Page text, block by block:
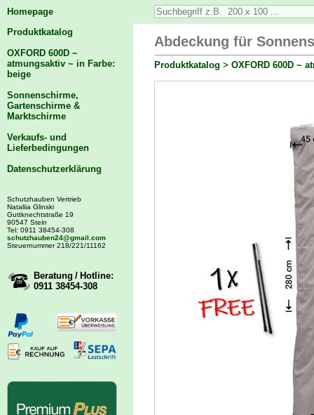
Homepage
Produktkatalog
OXFORD 600D ~
atmungsaktiv ~ in Farbe:
beige
Sonnenschirme,
Gartenschirme &
Marktschirme
Verkaufs- und
Lieferbedingungen
Datenschutzerklärung
Schutzhauben Vertrieb
Nataliia Glinski
Guttknechtstraße 19
90547 Stein
Tel: 0911 38454-308
schutzhauben24@gmail.com
Steuernummer 218/221/11162
Beratung / Hotline:
0911 38454-308
Abdeckung für
Produktkatalog > OXFORD 600D ~